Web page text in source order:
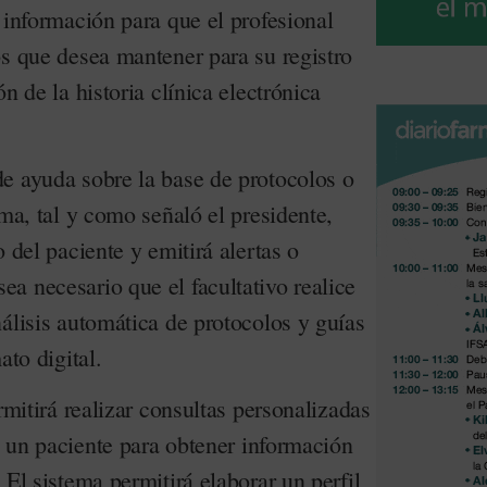
para que el profesional
que desea mantener para su registro
de la historia clínica electrónica
ayuda sobre la base de protocolos o
tal y como señaló el presidente,
del paciente y emitirá alertas o
necesario que el facultativo realice
automática de protocolos y guías
digital.
realizar consultas personalizadas
paciente para obtener información
sistema permitirá elaborar un perfil